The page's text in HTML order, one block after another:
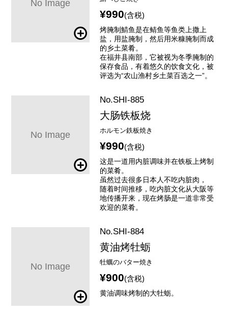
¥990(含税)
烤腌制鯖鱼是在鲭鱼等鱼类上撒上
盐，用盐腌制，然后用米糠腌制而成
的乡土菜肴。
在福井县南部，它被视为冬季腌制的
保存食品，有着悠久的饮食文化，被
评选为“农山渔村乡土菜百选之一”。
No.SHI-885
大肠铁板烧
ホルモン鉄板焼き
¥990(含税)
这是一道用内脏调味并在铁板上烤制
的菜肴。
虽然过去很多日本人不吃内脏肉，
随着时间推移，吃内脏文化从大阪等
地传播开来，现在烤肠是一道非常受
欢迎的菜肴。
No.SHI-884
黄油烤牡蛎
牡蠣のバター焼き
¥900(含税)
黄油调味烤制的大牡蛎。